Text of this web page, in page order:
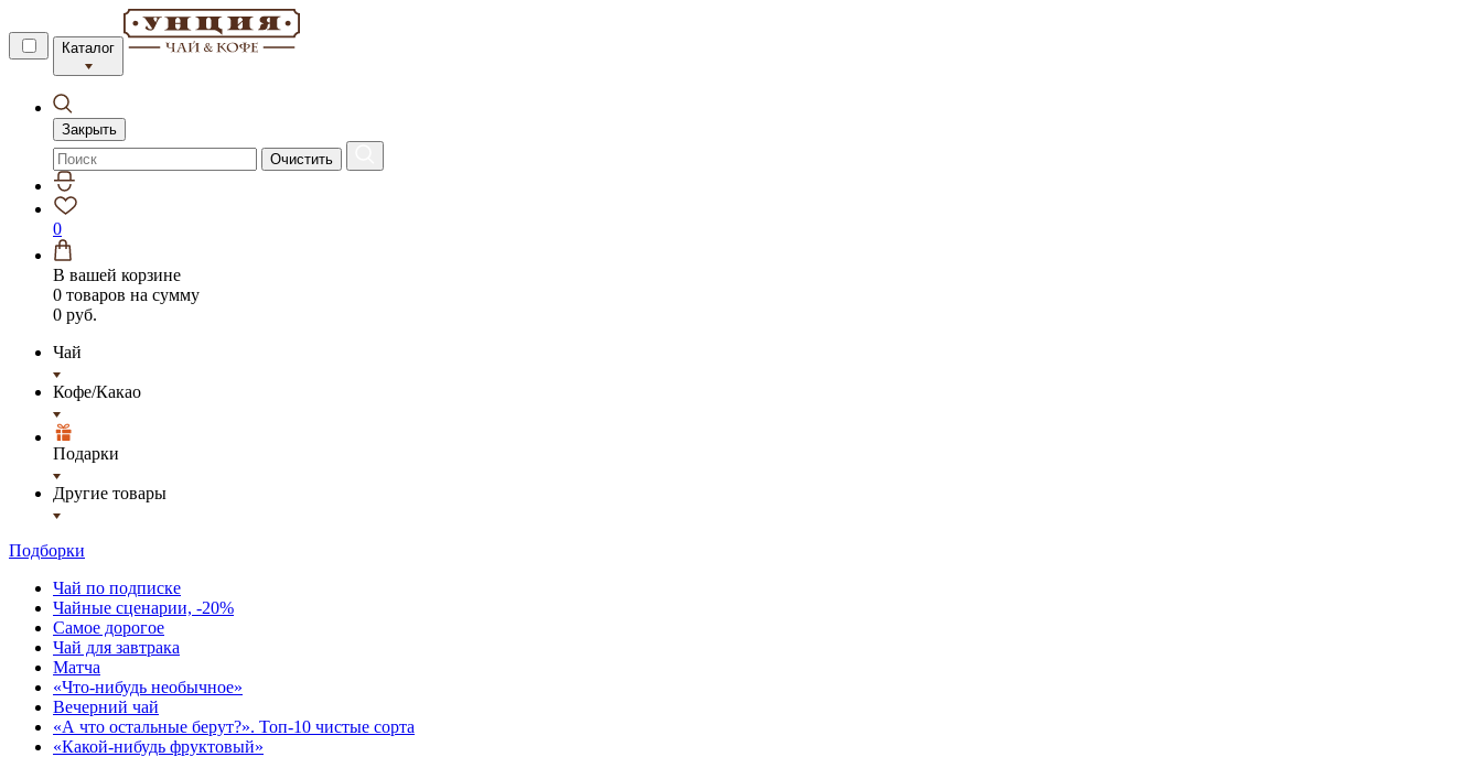
Каталог
Закрыть
Очистить
0
В вашей корзине
0 товаров на сумму
0 руб.
Чай
Кофе/Какао
Подарки
Другие товары
Подборки
Чай по подписке
Чайные сценарии, -20%
Самое дорогое
Чай для завтрака
Матча
«Что-нибудь необычное»
Вечерний чай
«А что остальные берут?». Топ-10 чистые сорта
«Какой-нибудь фруктовый»